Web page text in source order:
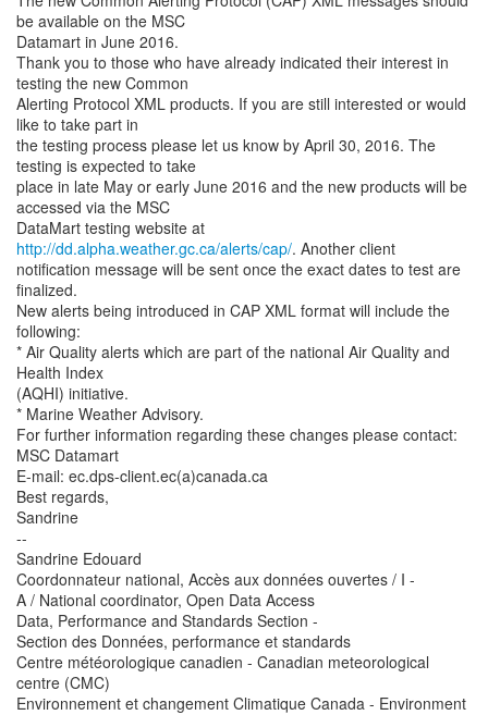
be available on the MSC
Datamart in June 2016.
Thank you to those who have already indicated their interest in
testing the new Common
Alerting Protocol XML products. If you are still interested or would
like to take part in
the testing process please let us know by April 30, 2016. The
testing is expected to take
place in late May or early June 2016 and the new products will be
accessed via the MSC
DataMart testing website at
http://dd.alpha.weather.gc.ca/alerts/cap/. Another client
notification message will be sent once the exact dates to test are
finalized.
New alerts being introduced in CAP XML format will include the
following:
* Air Quality alerts which are part of the national Air Quality and
Health Index
(AQHI) initiative.
* Marine Weather Advisory.
For further information regarding these changes please contact:
MSC Datamart
E-mail: ec.dps-client.ec(a)canada.ca
Best regards,
Sandrine
--
Sandrine Edouard
Coordonnateur national, Accès aux données ouvertes / I -
A / National coordinator, Open Data Access
Data, Performance and Standards Section -
Section des Données, performance et standards
Centre météorologique canadien - Canadian meteorological
centre (CMC)
Environnement et changement Climatique Canada - Environment